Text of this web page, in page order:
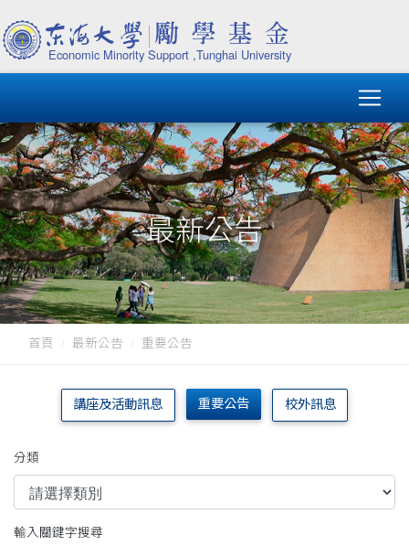
最新公告
首頁 最新公告 重要公告
講座及活動訊息 重要公告 校外訊息
分類
輸入關鍵字搜尋